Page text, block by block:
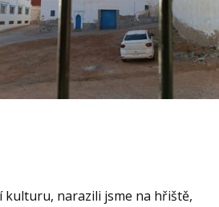
narazili jsme na hřiště,